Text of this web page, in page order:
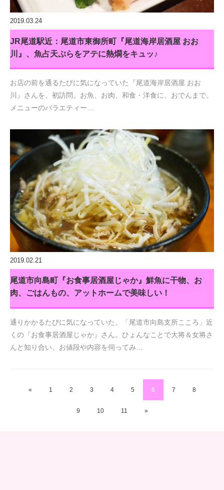
2019.03.24
JR尾道駅近：尾道市東御所町『尾道海岸居酒屋 おお
川』、魚占天ぷらをアテに熱燗をキュッ♪
お店の前を通るたびに気になっていた『尾道海岸居酒屋 おお
川』さんを、初訪問。お魚、お肉、和食・洋食に、おでんまで。
メニューのバラエティー…
2019.02.21
尾道市向島町『お食事居酒屋じゃか』鮮魚に干物、お
肉、ごはんもの、アットホームで美味しい！
通りかかるたびに気になっていた、「尾道市向島支所こころ」近
くの『お食事居酒屋じゃか』さん。ひょんなことで大将＆女将さ
んと知り合い、お値段や内容を伺ってみ…
« 1 2 3 4 5 6 7 8
9 10 11 »